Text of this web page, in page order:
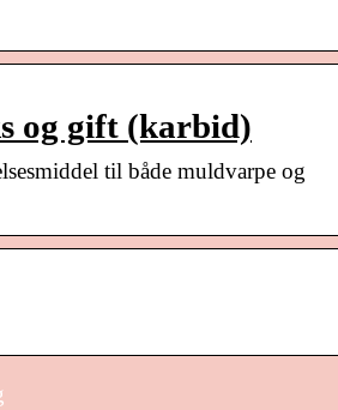
og gift (karbid)
til både muldvarpe og